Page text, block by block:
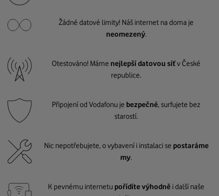
Žádné datové limity! Náš internet na doma je
neomezený.
Otestováno! Máme nejlepší datovou síťv České
republice.
Připojení od Vodafonu je bezpečné, surfujete bez
starostí.
Nic nepotřebujete, o vybavení i instalaci se postaráme
my.
K pevnému internetu pořídíte výhodně i další naše